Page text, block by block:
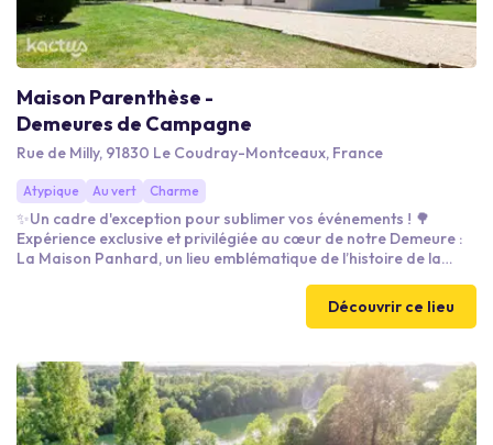
Maison Parenthèse -
Demeures de Campagne
Rue de Milly, 91830 Le Coudray-Montceaux, France
Atypique Au vert Charme
✨Un cadre d'exception pour sublimer vos événements ! 🌳
Expérience exclusive et privilégiée au cœur de notre Demeure :
La Maison Panhard, un lieu emblématique de l’histoire de la
et chaleureux pour vos réunions et lancement de produits.
Découvrir ce lieu